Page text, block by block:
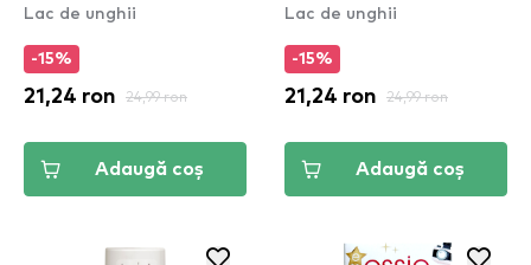
Lac de unghii
-15%
21,24 ron 24,99 ron
Adaugă coș
Lac de unghii
-15%
21,24 ron 24,99 ron
Adaugă coș